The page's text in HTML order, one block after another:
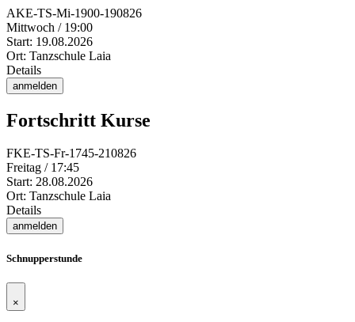
AKE-TS-Mi-1900-190826
Mittwoch / 19:00
Start: 19.08.2026
Ort: Tanzschule Laia
Details
anmelden
Fortschritt Kurse
FKE-TS-Fr-1745-210826
Freitag / 17:45
Start: 28.08.2026
Ort: Tanzschule Laia
Details
anmelden
Schnupperstunde
×